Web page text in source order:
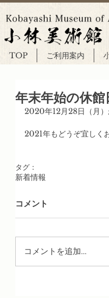
TOP ご利用案内
年末年始の休館
2020年12月28日（月
2021年もどうぞ宜しく
タグ：
新着情報
コメント
コメントを追加…